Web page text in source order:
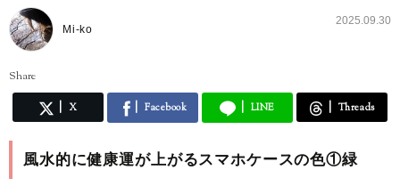
Mi-ko
2025.09.30
Share
X Facebook LINE Threads
風水的に健康運が上がるスマホケースの色①緑